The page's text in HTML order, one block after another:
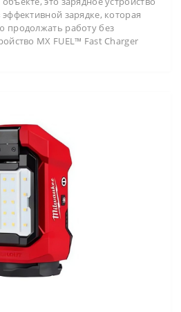
зарядке, которая
продолжать работу без
MX FUEL™ Fast Charger